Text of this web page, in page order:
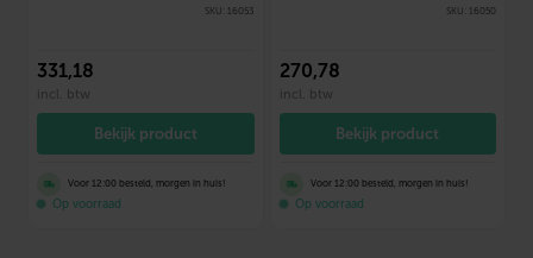
SKU: 16053
331,18
incl. btw
Bekijk product
Voor 12:00 besteld, morgen in huis!
Op voorraad
SKU: 16050
270,78
incl. btw
Bekijk product
Voor 12:00 besteld, morgen in huis!
Op voorraad